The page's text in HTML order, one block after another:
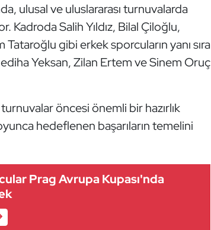
ulusal ve uluslararası turnuvalarda
Kadroda Salih Yıldız, Bilal Çiloğlu,
gibi erkek sporcuların yanı sıra
Yeksan, Zilan Ertem ve Sinem Oruç
öncesi önemli bir hazırlık
hedeflenen başarıların temelini
Prag Avrupa Kupası'nda